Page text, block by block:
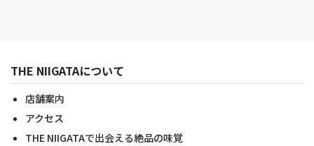
THE NIIGATAについて
店舗案内
アクセス
THE NIIGATAで出会える絶品の味覚